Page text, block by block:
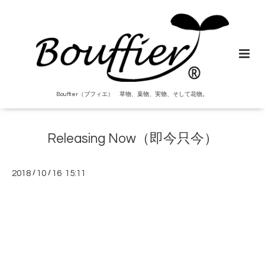
Bouffier（ブフィエ） 草物、葉物、実物、そして花物。
Releasing Now（即今只今）
2018 / 10 / 16 15:11